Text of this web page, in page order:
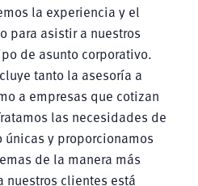
la experiencia y el
para asistir a nuestros
de asunto corporativo.
tanto la asesoría a
a empresas que cotizan
las necesidades de
y proporcionamos
de la manera más
nuestros clientes está